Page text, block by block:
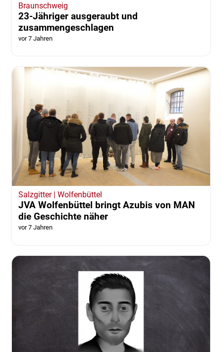
Braunschweig
23-Jähriger ausgeraubt und
zusammengeschlagen
vor 7 Jahren
Salzgitter | Wolfenbüttel
JVA Wolfenbüttel bringt Azubis von MAN
die Geschichte näher
vor 7 Jahren